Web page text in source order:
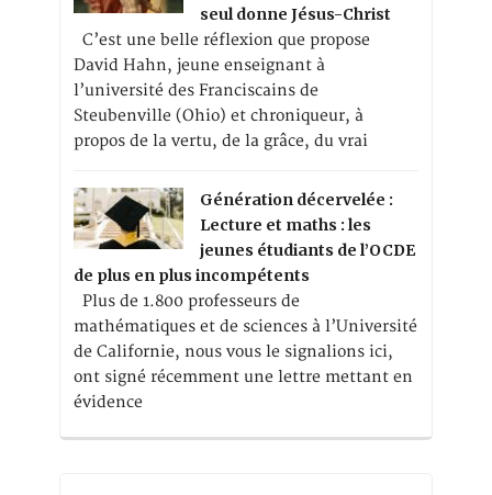
seul donne Jésus-Christ
C’est une belle réflexion que propose
David Hahn, jeune enseignant à
l’université des Franciscains de
Steubenville (Ohio) et chroniqueur, à
propos de la vertu, de la grâce, du vrai
Génération décervelée :
Lecture et maths : les
jeunes étudiants de l’OCDE
de plus en plus incompétents
Plus de 1.800 professeurs de
mathématiques et de sciences à l’Université
de Californie, nous vous le signalions ici,
ont signé récemment une lettre mettant en
évidence